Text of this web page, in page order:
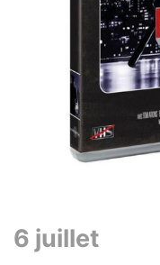
6 juillet